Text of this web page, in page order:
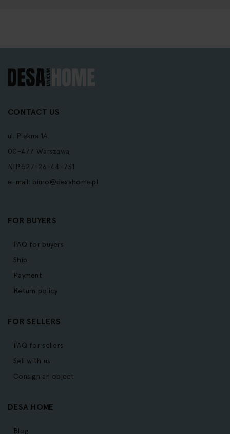
CONTACT US
ul. Piękna 1A
00-477 Warszawa
NIP:527-26-44-731
e-mail: biuro@desahome.pl
FOR BUYERS
FAQ for buyers
Ship
Payment
Return policy
FOR SELLERS
FAQ for sellers
Sell with us
Consign an object
DESA HOME
Blog